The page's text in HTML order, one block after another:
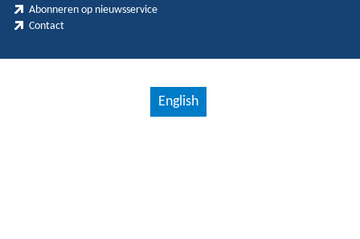
Abonneren op nieuwsservice
Contact
English